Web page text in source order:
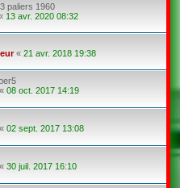
paliers 1960
13 avr. 2020 08:32
« 21 avr. 2018 19:38
« 08 oct. 2017 14:19
« 02 sept. 2017 13:08
« 30 juil. 2017 16:10